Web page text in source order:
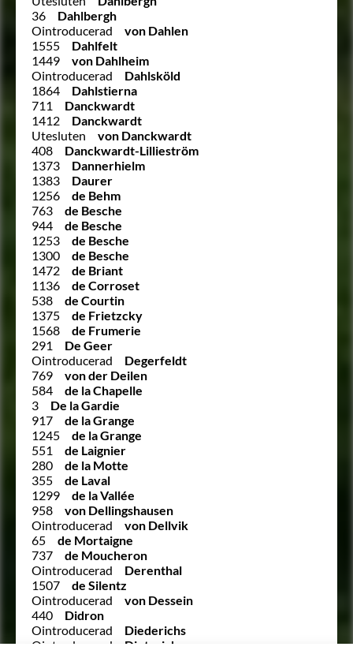
36
Dahlbergh
Ointroducerad
von Dahlen
1555
Dahlfelt
1449
von Dahlheim
Ointroducerad
Dahlsköld
1864
Dahlstierna
711
Danckwardt
1412
Danckwardt
Utesluten
von Danckwardt
408
Danckwardt-Lillieström
1373
Dannerhielm
1383
Daurer
1256
de Behm
763
de Besche
944
de Besche
1253
de Besche
1300
de Besche
1472
de Briant
1136
de Corroset
538
de Courtin
1375
de Frietzcky
1568
de Frumerie
291
De Geer
Ointroducerad
Degerfeldt
769
von der Deilen
584
de la Chapelle
3
De la Gardie
917
de la Grange
1245
de la Grange
551
de Laignier
280
de la Motte
355
de Laval
1299
de la Vallée
958
von Dellingshausen
Ointroducerad
von Dellvik
65
de Mortaigne
737
de Moucheron
Ointroducerad
Derenthal
1507
de Silentz
Ointroducerad
von Dessein
440
Didron
Ointroducerad
Diederichs
Ointroducerad
Dieterich